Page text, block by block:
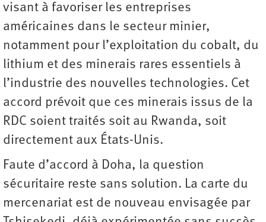
visant à favoriser les entreprises
américaines dans le secteur minier,
notamment pour l’exploitation du cobalt, du
lithium et des minerais rares essentiels à
l’industrie des nouvelles technologies. Cet
accord prévoit que ces minerais issus de la
RDC soient traités soit au Rwanda, soit
directement aux États-Unis.
Faute d’accord à Doha, la question
sécuritaire reste sans solution. La carte du
mercenariat est de nouveau envisagée par